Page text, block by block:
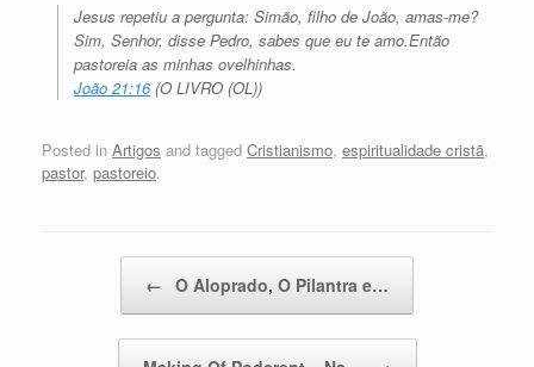
Jesus repetiu a pergunta: Simão, filho de João, amas-me?
Sim, Senhor, disse Pedro, sabes que eu te amo.Então
pastoreia as minhas ovelhinhas.
João 21:16(O LIVRO (OL))
Posted in Artigos and tagged Cristianismo, espiritualidade cristã,
pastor, pastoreio.
← O Aloprado, O Pilantra e…